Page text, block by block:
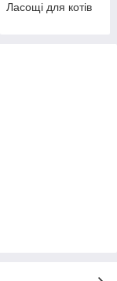
Ласощі для котів